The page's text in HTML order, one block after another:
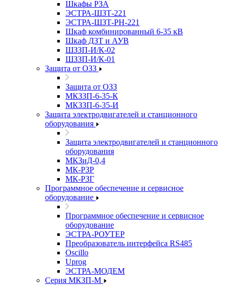
Шкафы РЗА
ЭСТРА-ШЗТ-221
ЭСТРА-ШЗТ-РН-221
Шкаф комбинированный 6-35 кВ
Шкаф ДЗТ и АУВ
ШЗЗП-И/К-02
ШЗЗП-И/К-01
Защита от ОЗЗ
Защита от ОЗЗ
МКЗЗП-6-35-К
МКЗЗП-6-35-И
Защита элеĸтродвигателей и станционного
оборудования
Защита элеĸтродвигателей и станционного
оборудования
МКЗиД-0,4
МК-РЗР
МК-РЗГ
Программное обеспечение и сервисное
оборудование
Программное обеспечение и сервисное
оборудование
ЭСТРА-РОУТЕР
Преобразователь интерфейса RS485
Oscillo
Uprog
ЭСТРА-МОДЕМ
Серия МКЗП-М